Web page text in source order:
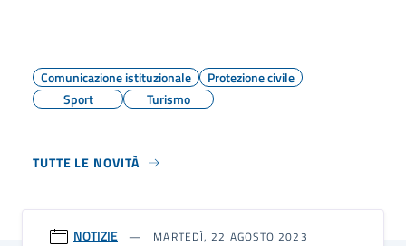
Comunicazione istituzionale
Protezione civile
Sport
Turismo
TUTTE LE NOVITÀ
NOTIZIE MARTEDÌ, 22 AGOSTO 2023